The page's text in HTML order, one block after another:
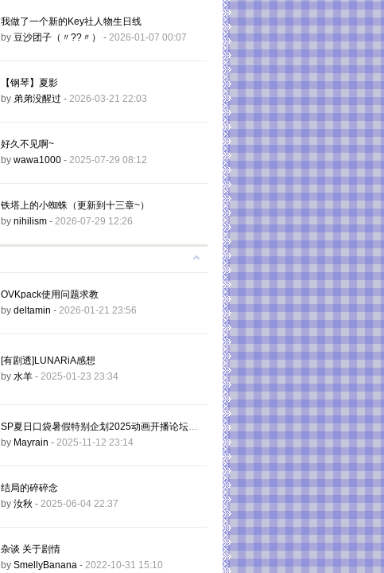
我做了一个新的Key社人物生日线
by 豆沙团子（〃??〃） - 2026-01-07 00:07
【钢琴】夏影
by 弟弟没醒过 - 2026-03-21 22:03
好久不见啊~
by wawa1000 - 2025-07-29 08:12
铁塔上的小蜘蛛（更新到十三章~）
by nihilism - 2026-07-29 12:26
OVKpack使用问题求教
by deltamin - 2026-01-21 23:56
[有剧透]LUNARiA感想
by 水羊 - 2025-01-23 23:34
SP夏日口袋暑假特别企划2025动画开播论坛福利key coffee罐装咖啡抽奖（更新终极大奖）
by Mayrain - 2025-11-12 23:14
结局的碎碎念
by 汝秋 - 2025-06-04 22:37
杂谈 关于剧情
by SmellyBanana - 2022-10-31 15:10